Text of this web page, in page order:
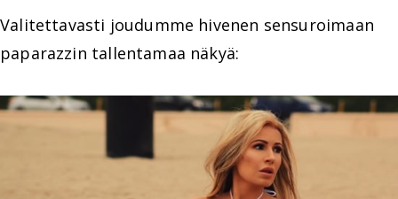
Valitettavasti joudumme hivenen sensuroimaan
paparazzin tallentamaa näkyä: